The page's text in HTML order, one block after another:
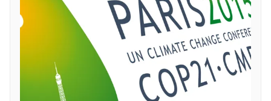
Emagazine Podcast
Infographic
Video Shorts video